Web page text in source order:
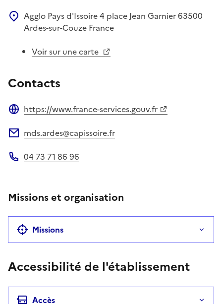
Agglo Pays d'Issoire4 place Jean Garnier63500
Ardes-sur-Couze France
Voir sur une carte
Contacts
https://www.france-services.gouv.fr
mds.ardes@capissoire.fr
04 73 71 86 96
Missions et organisation
Missions
Accessibilité de l'établissement
Accès